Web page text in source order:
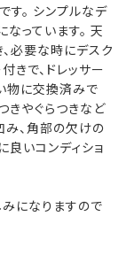
す。 シンプルなデ
っています。 天
必要な時にデスク
きで、ドレッサー
物に交換済みで
きやぐらつきなど
み、角部の欠けの
いコンディショ
になりますので